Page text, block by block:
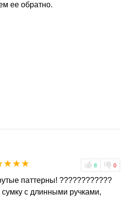
ее обратно.
8 0
☆
☆
☆
паттерны! ????????????
с длинными ручками,